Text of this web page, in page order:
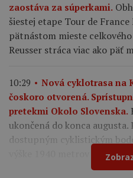
zaostáva za súperkami.
šiestej etape Tour de France
pätnástom mieste
Reusser stráca viac ako päť
10:29
Nová cyklotrasa na
čoskoro otvorená.
pretekmi Okolo Slovenska.
ukončená do konca
dostupným cyklistickým
výške 1940 metrov nad